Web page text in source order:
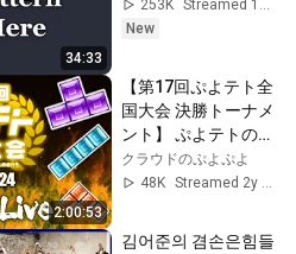
34:33
253K
Streamed 1d ago
New
2:00:53
【第17回ぷよテト全
国大会 決勝トーナメ
ント】 ぷよテトの頂
点に輝くのは一体誰
だ!? 【ぷよぷよテト
クラウドのぷよぷよ
48K
Streamed 2y ago
김어준의 겸손은힘들